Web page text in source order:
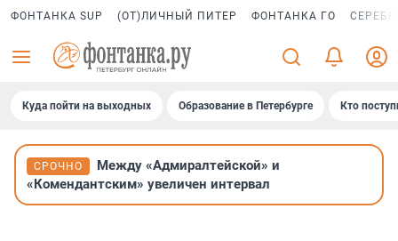
ФОНТАНКА SUP (ОТ)ЛИЧНЫЙ ПИТЕР ФОНТАНКА ГО
Куда пойти на выходных Образование в Петербурге Кто
СРОЧНО
Между «Адмиралтейской» и
«Комендантским» увеличен интервал